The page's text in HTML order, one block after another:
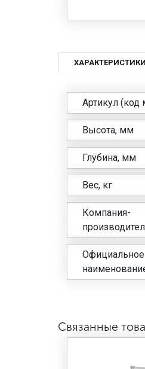
ХАРАКТЕРИСТИКИ
Артикул (код
Высота, мм
Глубина, мм
Вес, кг
Компания-
Официальное
Связанные